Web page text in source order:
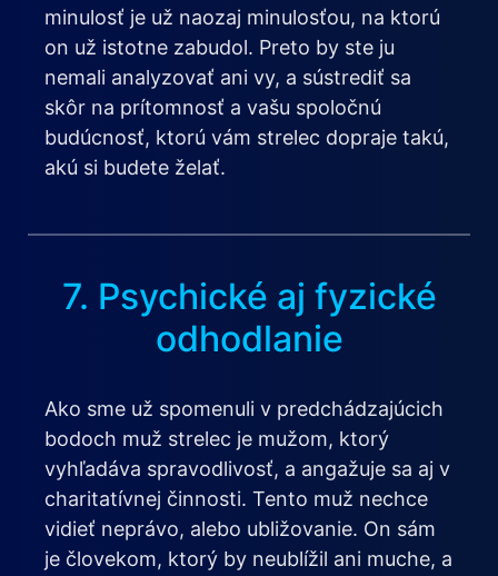
minulosť je už naozaj minulosťou, na ktorú
on už istotne zabudol. Preto by ste ju
nemali analyzovať ani vy, a sústrediť sa
skôr na prítomnosť a vašu spoločnú
budúcnosť, ktorú vám strelec dopraje takú,
akú si budete želať.
7. Psychické aj fyzické
odhodlanie
Ako sme už spomenuli v predchádzajúcich
bodoch muž strelec je mužom, ktorý
vyhľadáva spravodlivosť, a angažuje sa aj v
charitatívnej činnosti. Tento muž nechce
vidieť neprávo, alebo ubližovanie. On sám
je človekom, ktorý by neublížil ani muche, a